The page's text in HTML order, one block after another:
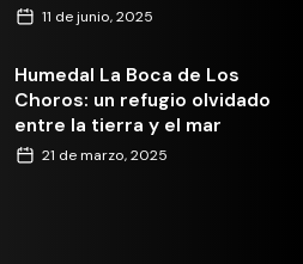
11 de junio, 2025
Humedal La Boca de Los
Choros: un refugio olvidado
entre la tierra y el mar
21 de marzo, 2025